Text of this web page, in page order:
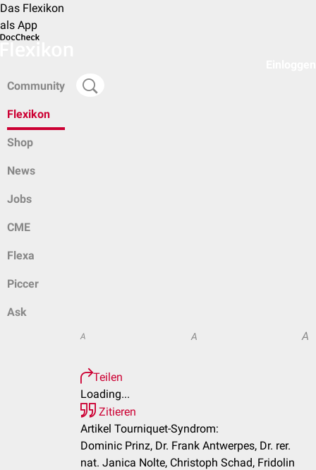
Das Flexikon
als App
Community
Flexikon
Shop
News
Jobs
CME
Flexa
Piccer
Ask
A A A
Teilen
Loading...
Zitieren
Artikel Tourniquet-Syndrom:
Dominic Prinz, Dr. Frank Antwerpes, Dr. rer.
nat. Janica Nolte, Christoph Schad, Fridolin